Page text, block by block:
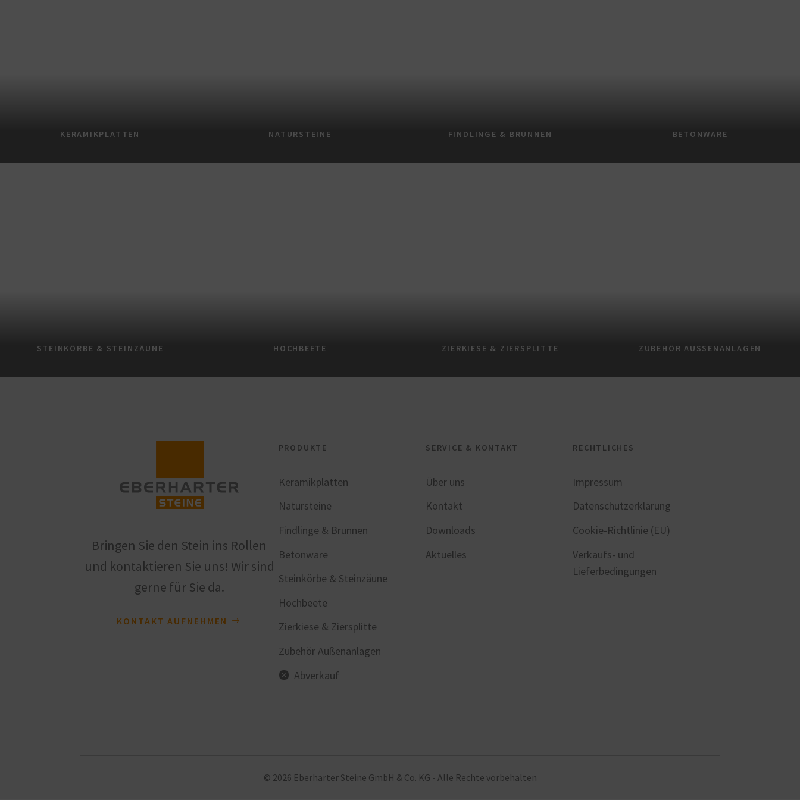
KERAMIKPLATTEN NATURSTEINE FINDLINGE & BRUNNEN BETONWARE
STEINKÖRBE & STEINZÄUNE HOCHBEETE ZIERKIESE & ZIERSPLITTE ZUBEHÖR AUSSENANLAGEN
Bringen Sie den Stein ins Rollen
und kontaktieren Sie uns! Wir sind
gerne für Sie da.
KONTAKT AUFNEHMEN
PRODUKTE
Keramikplatten
Natursteine
Findlinge & Brunnen
Betonware
Steinkörbe & Steinzäune
Hochbeete
Zierkiese & Ziersplitte
Zubehör Außenanlagen
Abverkauf
SERVICE & KONTAKT
Über uns
Kontakt
Downloads
Aktuelles
RECHTLICHES
Impressum
Datenschutzerklärung
Cookie-Richtlinie (EU)
Verkaufs- und
Lieferbedingungen
© 2026 Eberharter Steine GmbH & Co. KG - Alle Rechte vorbehalten